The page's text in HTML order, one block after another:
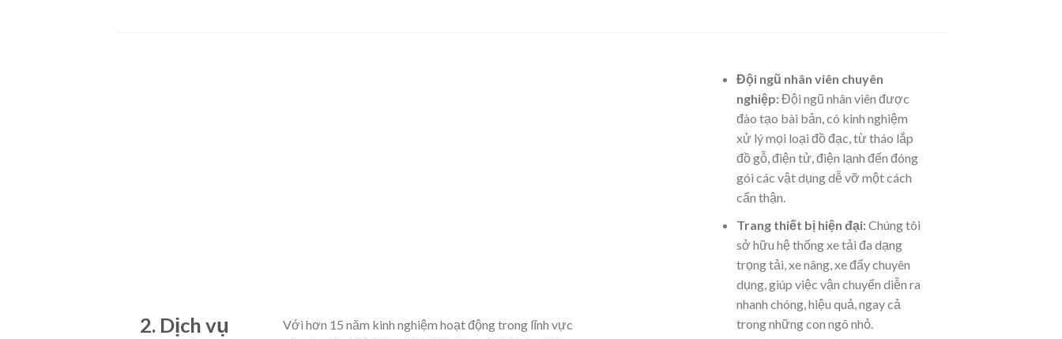
2. Dịch vụ
Với hơn 15 năm kinh nghiệm hoạt động trong lĩnh vực
Đội ngũ nhân viên chuyên
nghiệp:Đội ngũ nhân viên được
đào tạo bài bản, có kinh nghiệm
xử lý mọi loại đồ đạc, từ tháo lắp
đồ gỗ, điện tử, điện lạnh đến đóng
gói các vật dụng dễ vỡ một cách
cẩn thận.
Trang thiết bị hiện đại:Chúng tôi
sở hữu hệ thống xe tải đa dạng
trọng tải, xe nâng, xe đẩy chuyên
dụng, giúp việc vận chuyển diễn ra
nhanh chóng, hiệu quả, ngay cả
trong những con ngõ nhỏ.